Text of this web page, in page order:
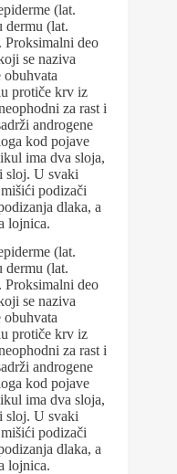
(lat.
dermu (lat.
Proksimalni deo
se naziva
protiče krv iz
za rast i
androgene
kod pojave
ima dva sloja,
sloj. U svaki
podizači
dlaka, a
lojnica.
(lat.
dermu (lat.
Proksimalni deo
se naziva
protiče krv iz
za rast i
androgene
kod pojave
ima dva sloja,
sloj. U svaki
podizači
dlaka, a
lojnica.